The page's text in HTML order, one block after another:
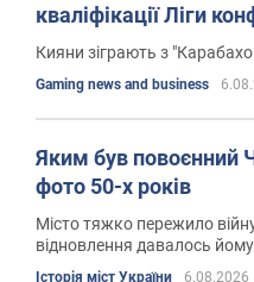
кваліфікації Ліги
Кияни зіграють з
Gaming news and business
Яким був повоєнний
фото 50-х років
Місто тяжко пережило
відновлення давалось
Історія міст України 6.08.2026